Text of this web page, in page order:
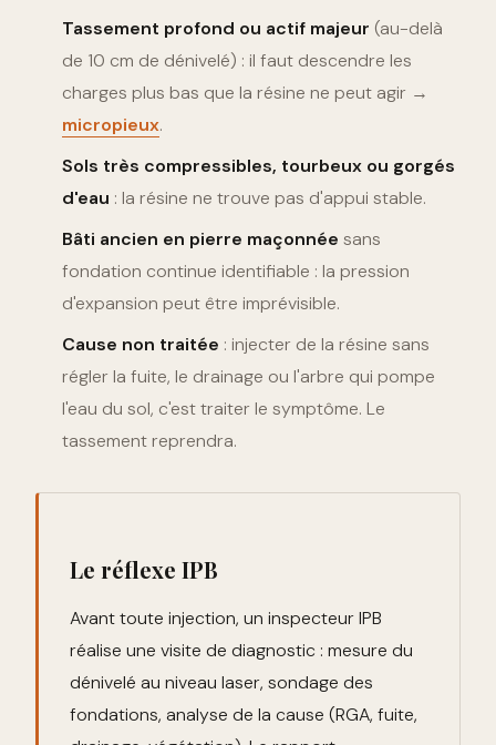
Tassement profond ou actif majeur (au-delà
de 10 cm de dénivelé) : il faut descendre les
charges plus bas que la résine ne peut agir →
micropieux.
Sols très compressibles, tourbeux ou gorgés
d'eau : la résine ne trouve pas d'appui stable.
Bâti ancien en pierre maçonnée sans
fondation continue identifiable : la pression
d'expansion peut être imprévisible.
Cause non traitée : injecter de la résine sans
régler la fuite, le drainage ou l'arbre qui pompe
l'eau du sol, c'est traiter le symptôme. Le
tassement reprendra.
Le réflexe IPB
Avant toute injection, un inspecteur IPB
réalise une visite de diagnostic : mesure du
dénivelé au niveau laser, sondage des
fondations, analyse de la cause (RGA, fuite,